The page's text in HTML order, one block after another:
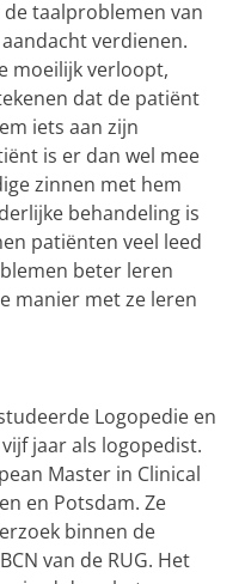
taalproblemen van
verdienen.
moeilijk verloopt,
dat de patiënt
iets aan zijn
is er dan wel mee
zinnen met hem
behandeling is
patiënten veel leed
beter leren
manier met ze leren
Logopedie en
jaar als logopedist.
Master in Clinical
en Potsdam. Ze
binnen de
van de RUG. Het